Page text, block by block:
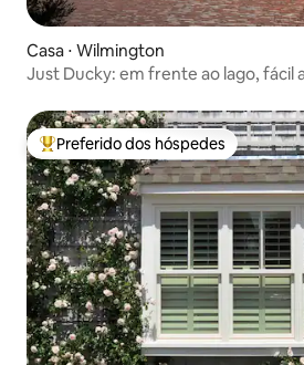
Casa ⋅ Wilmington
Just Ducky: em frente ao lago, fácil
Entre os melhores preferidos dos
Preferido dos hóspedes